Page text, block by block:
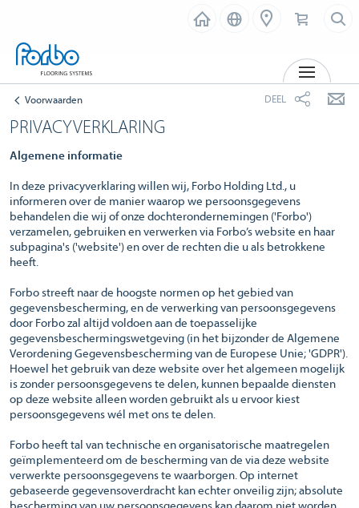
Voorwaarden DEEL
PRIVACYVERKLARING
Algemene informatie
In deze privacyverklaring willen wij, Forbo Holding Ltd., u
informeren over de manier waarop we persoonsgegevens
behandelen die wij of onze dochterondernemingen ('Forbo')
verzamelen, gebruiken en verwerken via Forbo’s website en haar
subpagina's ('website') en over de rechten die u als betrokkene
heeft.
Forbo streeft naar de hoogste normen op het gebied van
gegevensbescherming, en de verwerking van persoonsgegevens
door Forbo zal altijd voldoen aan de toepasselijke
gegevensbeschermingswetgeving (in het bijzonder de Algemene
Verordening Gegevensbescherming van de Europese Unie; 'GDPR').
Hoewel het gebruik van deze website over het algemeen mogelijk
is zonder persoonsgegevens te delen, kunnen bepaalde diensten
op deze website alleen worden gebruikt als u ervoor kiest
persoonsgegevens wél met ons te delen.
Forbo heeft tal van technische en organisatorische maatregelen
geïmplementeerd om de bescherming van de via deze website
verwerkte persoonsgegevens te waarborgen. Op internet
gebaseerde gegevensoverdracht kan echter onveilig zijn; absolute
bescherming van uw persoonsgegevens kan daarom niet worden